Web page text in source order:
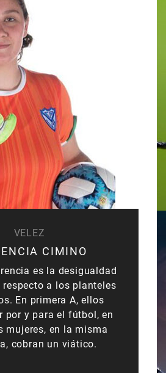
VELEZ
CIMINO
es la desigualdad
respecto a los planteles
En primera A, ellos
por y para el fútbol, en
mujeres, en la misma
cobran un viático.